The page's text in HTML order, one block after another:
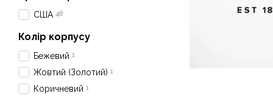
США 48
Колір корпусу
Бежевий 1
Жовтий (Золотий) 1
Коричневий 1